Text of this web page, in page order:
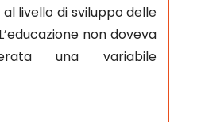
livello di sviluppo delle
non doveva
una variabile